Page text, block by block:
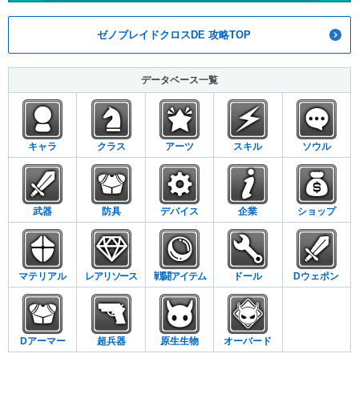
ゼノブレイドクロスDE 攻略TOP
データベース一覧
キャラ クラス アーツ スキル ソウル
武器 防具 デバイス 企業 ショップ
マテリアル レアリソース 戦闘アイテム ドール Dウェポン
Dアーマー 超兵器 原生生物 オーバード